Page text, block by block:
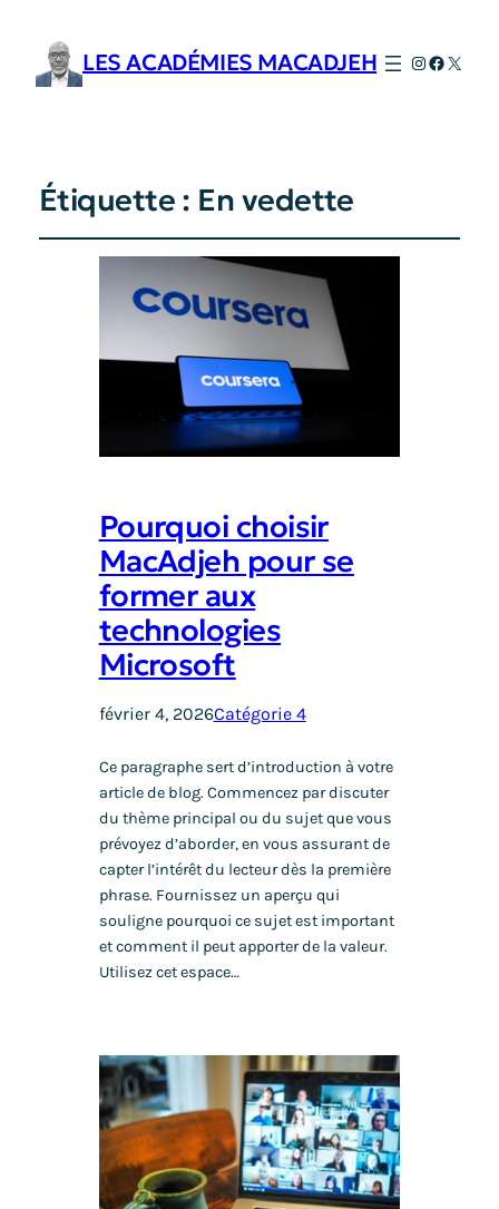
LES ACADÉMIES MACADJEH Instagram
X
Étiquette : En vedette
Pourquoi choisir
MacAdjeh pour se
former aux
technologies
Microsoft
février 4, 2026Catégorie 4
Ce paragraphe sert d’introduction à votre
article de blog. Commencez par discuter
du thème principal ou du sujet que vous
prévoyez d’aborder, en vous assurant de
capter l’intérêt du lecteur dès la première
phrase. Fournissez un aperçu qui
souligne pourquoi ce sujet est important
et comment il peut apporter de la valeur.
Utilisez cet espace…